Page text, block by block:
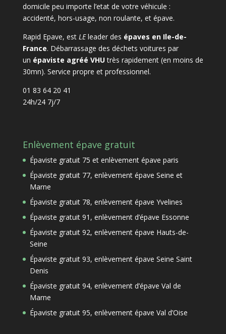
domicile peu importe l’etat de votre véhicule :
accidenté, hors-usage, non roulante, et épave.
Rapid Epave, est LEleader des épaves en Ile-de-
France. Débarrassage des déchets voitures par
un épaviste agréé VHUtrès rapidement (en moins de
30mn). Service propre et professionnel.
01 83 64 20 41
24h/24 7j/7
Enlèvement épave gratuit
Épaviste gratuit 75 et enlèvement épave paris
Épaviste gratuit 77, enlèvement épave Seine et
Marne
Épaviste gratuit 78, enlèvement épave Yvelines
Épaviste gratuit 91, enlèvement d’épave Essonne
Épaviste gratuit 92, enlèvement épave Hauts-de-
Seine
Épaviste gratuit 93, enlèvement épave Seine Saint
Denis
Épaviste gratuit 94, enlèvement d’épave Val de
Marne
Épaviste gratuit 95, enlèvement épave Val d’Oise